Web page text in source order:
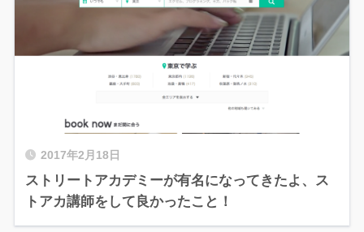
2017年2月18日
ストリートアカデミーが有名になってきたよ、ス
トアカ講師をして良かったこと！